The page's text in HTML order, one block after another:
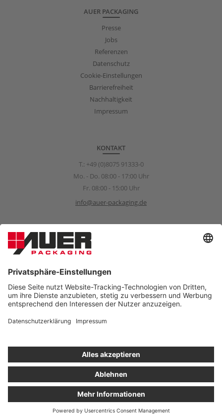
AUER PACKAGING
Presse
Jobs
Referenzen
Datenschutz
Cookie-Einstellungen
Barrierefreiheit
Nachhaltigkeit
Impressum
KONTAKT
T.: +49 (0)8075 91333-0
Mo. - Do. 08:00 - 17:00 Uhr
Fr. 08:00 - 15:00 Uhr
info@auer-packaging.de
Sponsoring Anfragen
sponsoring@auer-packaging.com
Sie kaufen momentan als Geschäftskunde ein. Im Privatkunden-
Shop verstehen sich alle Preise inkl. MwSt. und es gilt das
gesetzliche Rückgaberecht von 14 Tagen.
ALS PRIVATKUNDE BESTELLEN